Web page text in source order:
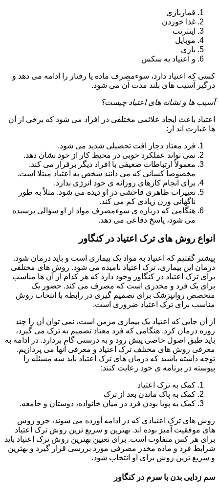
قماربازی
غذا خوردن
اینترنت
موبایل
بازی
و اعتیاد به سکس
کسی که اعتیاد دارد، سوءمصرف ماده یا رفتار را ادامه می دهد و
درگیر آسیب های بلند مدت آن می شود.
آسیب ها و نشانه های اعتیاد چیست؟
اعتیاد باعث ایجاد علائمی مختلفی در افراد می شود که برخی از آن
ها عبارت اند از:
فرد معتاد دچار افت تحصیلی شدید می شود.
نمی تواند عملکرد خوبی در محیط کار از خود نشان دهد.
معمولاً ارتباطات ضعیفی با افراد دیگر برقرار می کند.
مخصوصا کسانی که می دانند شخص به اعتیاد مبتلا است.
برای انجام کارهای روزانه ی خود انرژی ندارد.
تغییرات ظاهری فاحشی در او دیده می شود. مثلاً به طور
ناگهانی وزن زیادی کم می کند.
هنگامی که درباره ی سوءمصرف مواد از او سؤالی پرسیده
می شود، پاسخ دفاعی می دهد.
انواع روش های ترک اعتیاد در کنگاور
پیشتر گفتیم که اعتیاد به مواد یک بیماری است و باید درمان شود.
درمان این بیماری، ترک اعتیاد نامیده می شود. روش های مختلفی
برای ترک اعتیاد در کنگاور وجود دارد که هر کدام از آن ها مناسب
برای یک فرد و مخدری است که مصرف می کند. حضور یک
متخصص روانپزشک برای تصمیم گیری در رابطه با انتخاب روش
مناسب برای ترک اعتیاد ضروری است.
از آن جایی که اعتیاد یک بیماری مزمن است، نمی توان آن را چند
روزه درمان کرد. هنگامی که فرد معتاد تصمیم به ترک می گیرد،
باید طبق اصول خاصی پیش رود و به درستی گام بردارد. در ادامه به
معرفی روش های مختلف ترک اعتیاد و معرفی آنها می پردازیم.
توجه داشته باشید که درمان های ترک اعتیاد باید سه مسئله را
پیوسته در برنامه ی خود رعایت کنند:
کمک به ترک اعتیاد
کمک به پاک ماندن بعد از ترک
کمک به پویا بودن فرد در میان خانواده، دوستان و جامعه.
روش های ترک اعتیادی که در ادامه آورده می شوند، جزو روش
های موفقیت آمیز بوده اند. بهترین و سریع ترین روش ترک اعتیاد
برای هر کس متفاوت است. برای تعیین بهترین روش ترک اعتیاد باید
شرایط فرد و ماده مخدر مصرفی مورد بررسی قرار گیرد و بهترین
و سریع ترین روش برای او انتخاب شود.
سم زدایی بدن با سرم در کنگاور